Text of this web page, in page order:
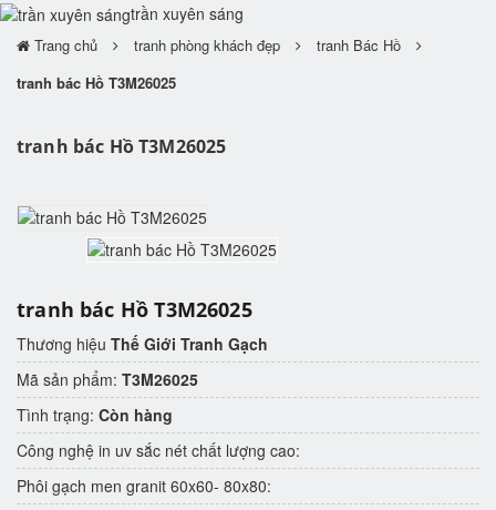
trần xuyên sáng
Trang chủ tranh phòng khách đẹp
tranh Bác Hồ
tranh bác Hồ T3M26025
tranh bác Hồ T3M26025
tranh bác Hồ T3M26025
Thương hiệu Thế Giới Tranh Gạch
Mã sản phẩm: T3M26025
Tình trạng: Còn hàng
Công nghệ in uv sắc nét chất lượng cao:
Phôi gạch men granit 60x60- 80x80: